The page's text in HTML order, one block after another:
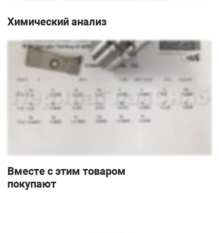
Химический анализ
Вместе с этим товаром
покупают